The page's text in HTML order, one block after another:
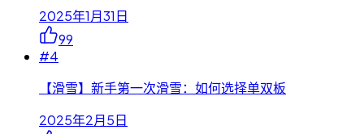
2025年1月31日
99
#4
【滑雪】新手第一次滑雪：如何选择单双板
2025年2月5日